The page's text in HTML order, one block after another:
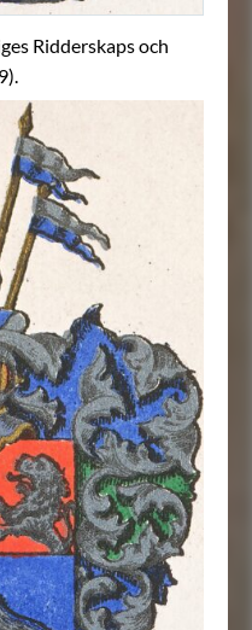
Ridderskaps och